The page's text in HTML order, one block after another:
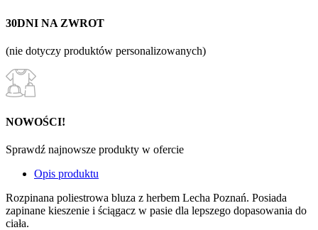
30DNI NA ZWROT
(nie dotyczy produktów personalizowanych)
NOWOŚCI!
Sprawdź najnowsze produkty w ofercie
Opis produktu
Rozpinana poliestrowa bluza z herbem Lecha Poznań. Posiada
zapinane kieszenie i ściągacz w pasie dla lepszego dopasowania do
ciała.